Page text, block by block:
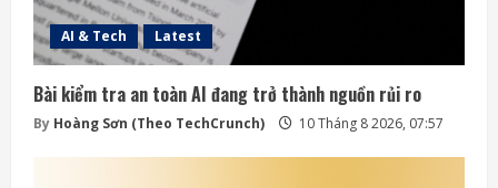
AI & Tech Latest
Bài kiểm tra an toàn AI đang trở thành nguồn rủi ro
By Hoàng Sơn (Theo TechCrunch) 10 Tháng 8 2026, 07:57